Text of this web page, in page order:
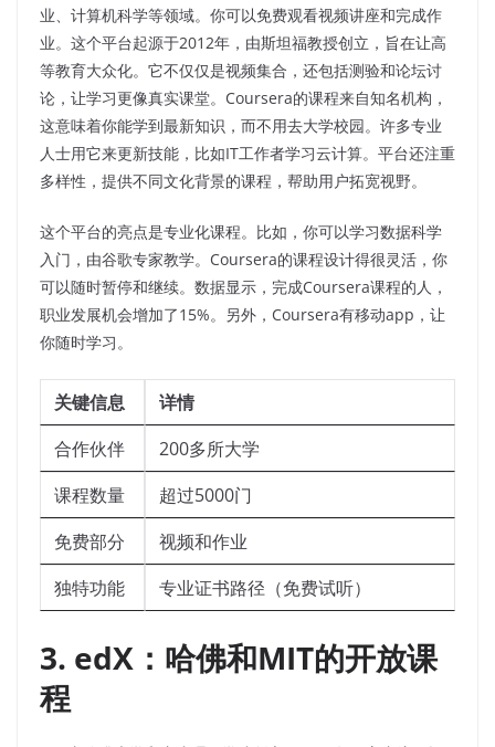
业、计算机科学等领域。你可以免费观看视频讲座和完成作
业。这个平台起源于2012年，由斯坦福教授创立，旨在让高
等教育大众化。它不仅仅是视频集合，还包括测验和论坛讨
论，让学习更像真实课堂。Coursera的课程来自知名机构，
这意味着你能学到最新知识，而不用去大学校园。许多专业
人士用它来更新技能，比如IT工作者学习云计算。平台还注重
多样性，提供不同文化背景的课程，帮助用户拓宽视野。
这个平台的亮点是专业化课程。比如，你可以学习数据科学
入门，由谷歌专家教学。Coursera的课程设计得很灵活，你
可以随时暂停和继续。数据显示，完成Coursera课程的人，
职业发展机会增加了15%。另外，Coursera有移动app，让
你随时学习。
关键信息
详情
合作伙伴
200多所大学
课程数量
超过5000门
免费部分
视频和作业
独特功能
专业证书路径（免费试听）
3. edX：哈佛和MIT的开放课
程